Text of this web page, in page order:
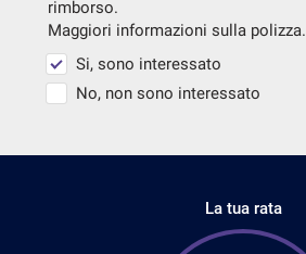
rimborso.
Maggiori informazioni sulla polizza.
Si, sono interessato
No, non sono interessato
La tua rata